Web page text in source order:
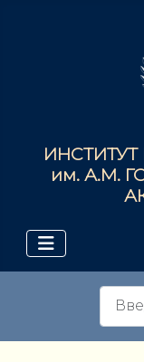
им. А.М.